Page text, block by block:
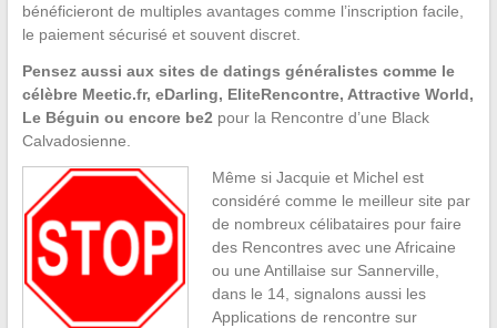
bénéficieront de multiples avantages comme l’inscription facile,
le paiement sécurisé et souvent discret.
Pensez aussi aux sites de datings généralistes comme le
célèbre Meetic.fr, eDarling, EliteRencontre, Attractive World,
Le Béguin ou encore be2 pour la Rencontre d’une Black
Calvadosienne.
Même si Jacquie et Michel est
considéré comme le meilleur site par
de nombreux célibataires pour faire
des Rencontres avec une Africaine
ou une Antillaise sur Sannerville,
dans le 14, signalons aussi les
Applications de rencontre sur